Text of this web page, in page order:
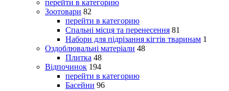
перейти в категорию
Зоотовари 82
перейти в категорию
Спальні місця та перенесення 81
Набори для підрізання кігтів тваринам 1
Оздоблювальні матеріали 48
Плитка 48
Відпочинок 194
перейти в категорию
Басейни 96